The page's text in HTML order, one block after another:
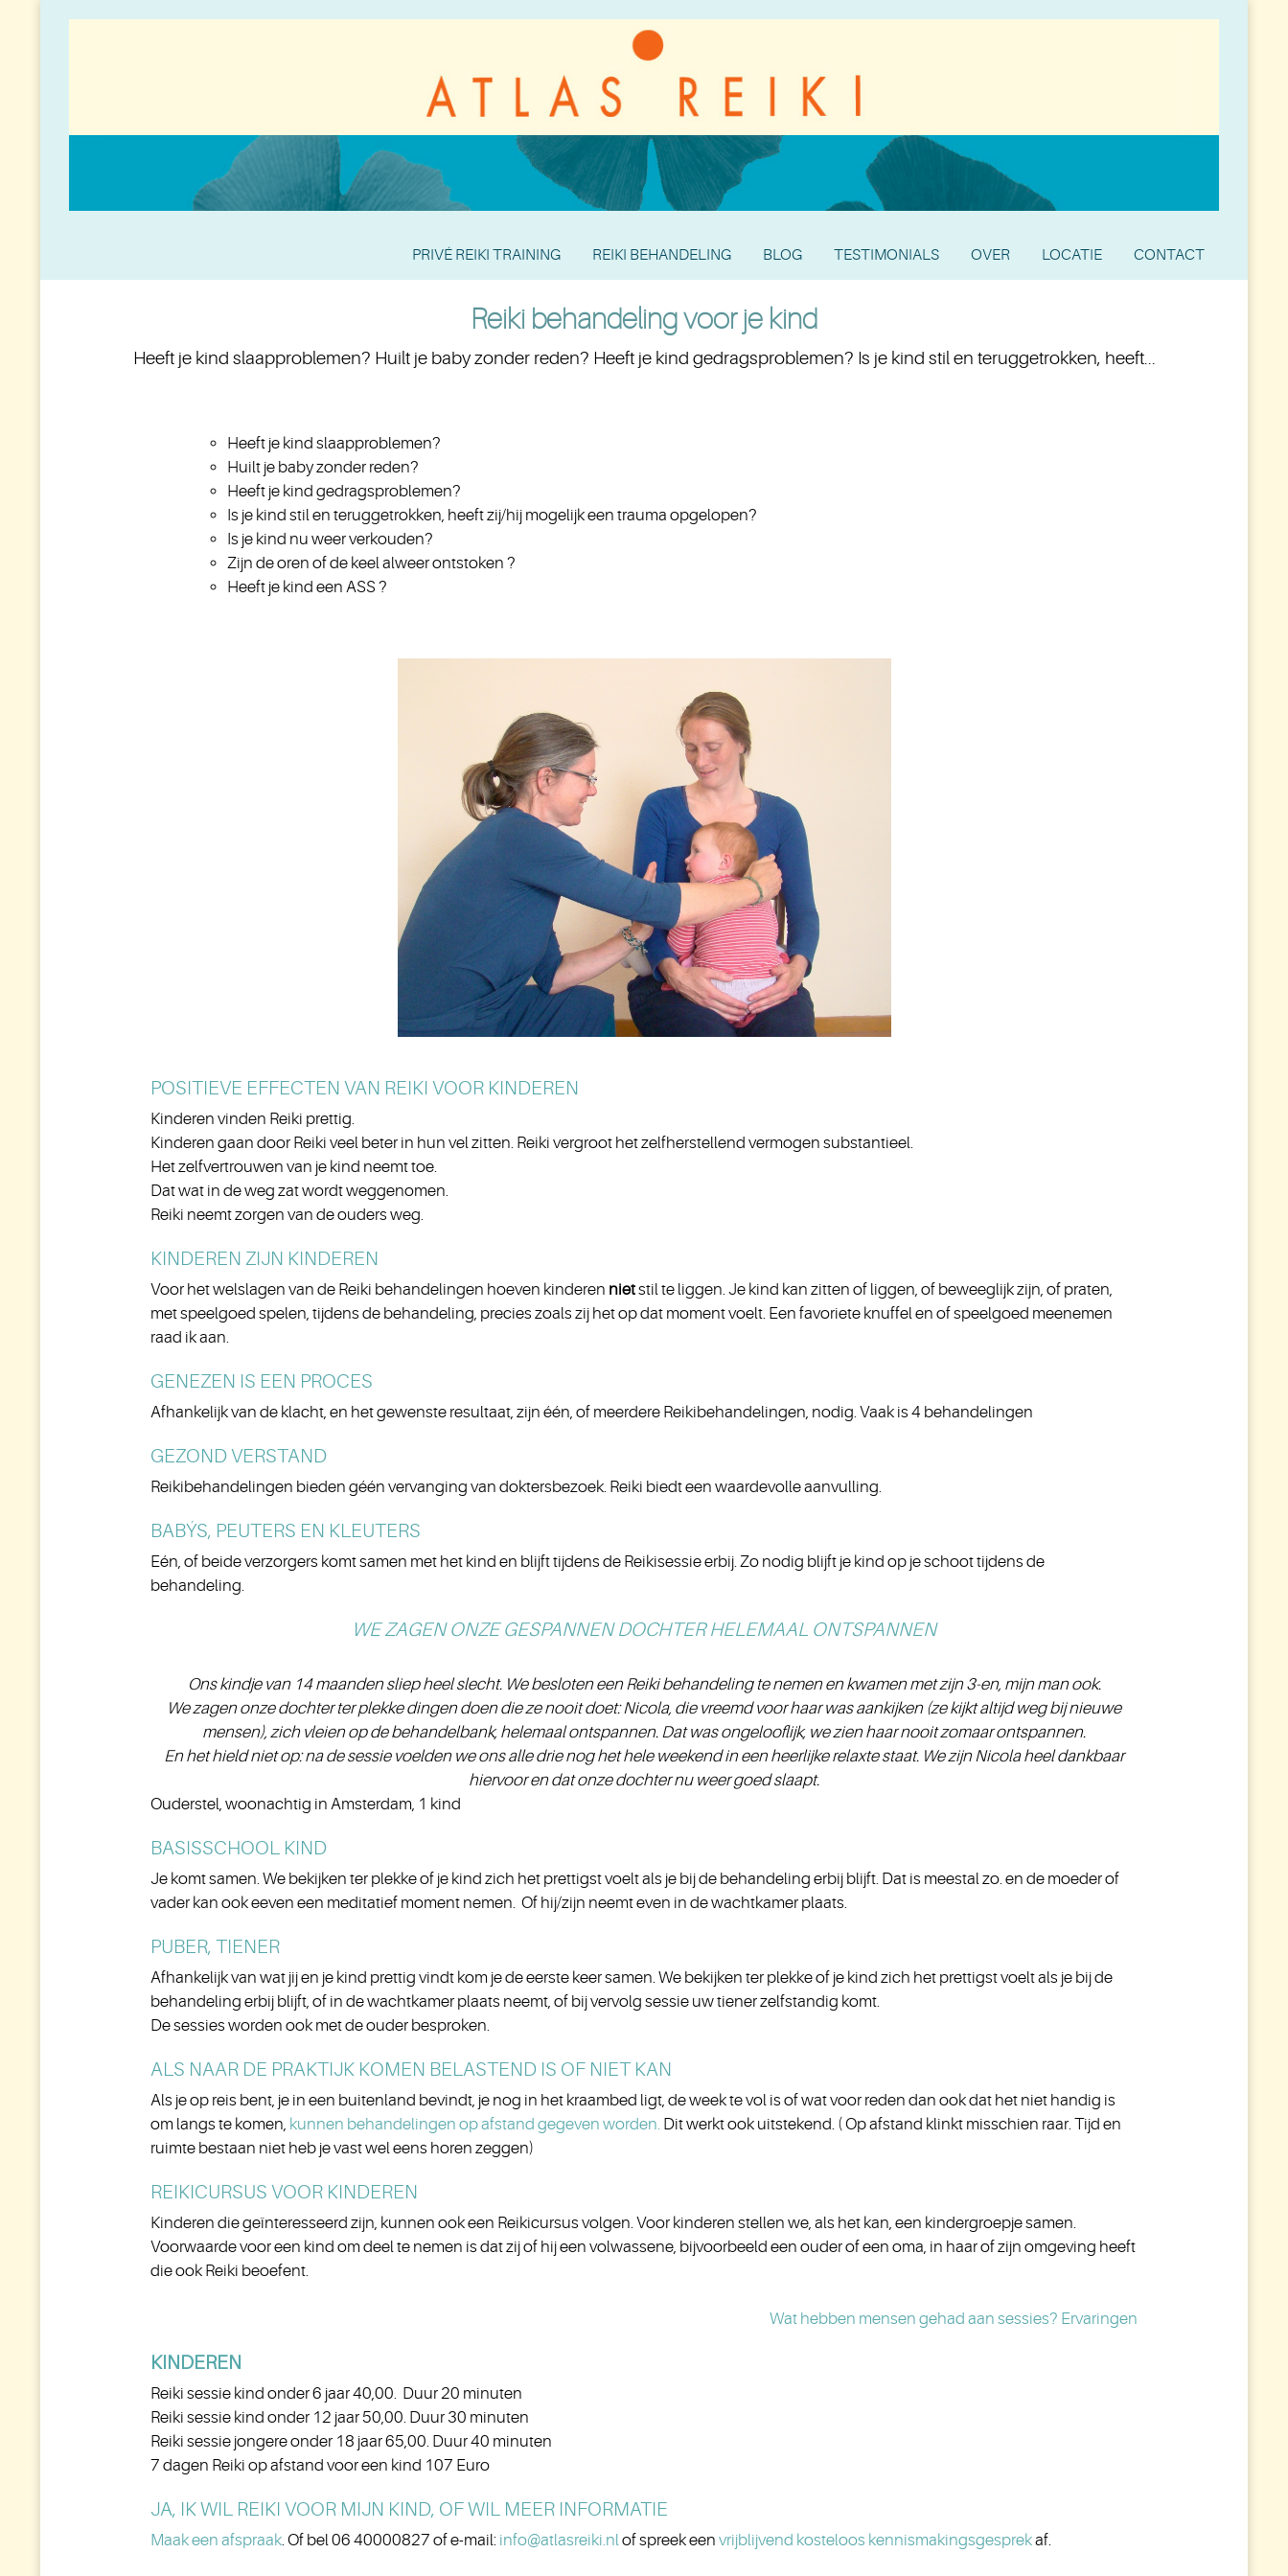
PRIVÉ REIKI TRAINING REIKI BEHANDELING BLOG TESTIMONIALS OVER LOCATIE CONTACT
Reiki behandeling voor je kind
Heeft je kind slaapproblemen? Huilt je baby zonder reden? Heeft je kind gedragsproblemen? Is je kind stil en teruggetrokken, heeft...
Heeft je kind slaapproblemen?
Huilt je baby zonder reden?
Heeft je kind gedragsproblemen?
Is je kind stil en teruggetrokken, heeft zij/hij mogelijk een trauma opgelopen?
Is je kind nu weer verkouden?
Zijn de oren of de keel alweer ontstoken ?
Heeft je kind een ASS ?
POSITIEVE EFFECTEN VAN REIKI VOOR KINDEREN
Kinderen vinden Reiki prettig.
Kinderen gaan door Reiki veel beter in hun vel zitten. Reiki vergroot het zelfherstellend vermogen substantieel.
Het zelfvertrouwen van je kind neemt toe.
Dat wat in de weg zat wordt weggenomen.
Reiki neemt zorgen van de ouders weg.
KINDEREN ZIJN KINDEREN
Voor het welslagen van de Reiki behandelingen hoeven kinderen nietstil te liggen. Je kind kan zitten of liggen, of beweeglijk zijn, of praten,
met speelgoed spelen, tijdens de behandeling, precies zoals zij het op dat moment voelt. Een favoriete knuffel en of speelgoed meenemen
raad ik aan.
GENEZEN IS EEN PROCES
Afhankelijk van de klacht, en het gewenste resultaat, zijn één, of meerdere Reikibehandelingen, nodig. Vaak is 4 behandelingen
GEZOND VERSTAND
Reikibehandelingen bieden géén vervanging van doktersbezoek. Reiki biedt een waardevolle aanvulling.
BABY´S, PEUTERS EN KLEUTERS
Eén, of beide verzorgers komt samen met het kind en blijft tijdens de Reikisessie erbij. Zo nodig blijft je kind op je schoot tijdens de
behandeling.
WE ZAGEN ONZE GESPANNEN DOCHTER HELEMAAL ONTSPANNEN
Ons kindje van 14 maanden sliep heel slecht. We besloten een Reiki behandeling te nemen en kwamen met zijn 3-en, mijn man ook.
We zagen onze dochter ter plekke dingen doen die ze nooit doet: Nicola, die vreemd voor haar was aankijken (ze kijkt altijd weg bij nieuwe
mensen), zich vleien op de behandelbank, helemaal ontspannen. Dat was ongelooflijk, we zien haar nooit zomaar ontspannen.
En het hield niet op: na de sessie voelden we ons alle drie nog het hele weekend in een heerlijke relaxte staat. We zijn Nicola heel dankbaar
hiervoor en dat onze dochter nu weer goed slaapt.
Ouderstel, woonachtig in Amsterdam, 1 kind
BASISSCHOOL KIND
Je komt samen. We bekijken ter plekke of je kind zich het prettigst voelt als je bij de behandeling erbij blijft. Dat is meestal zo. en de moeder of
vader kan ook eeven een meditatief moment nemen. Of hij/zijn neemt even in de wachtkamer plaats.
PUBER, TIENER
Afhankelijk van wat jij en je kind prettig vindt kom je de eerste keer samen. We bekijken ter plekke of je kind zich het prettigst voelt als je bij de
behandeling erbij blijft, of in de wachtkamer plaats neemt, of bij vervolg sessie uw tiener zelfstandig komt.
De sessies worden ook met de ouder besproken.
ALS NAAR DE PRAKTIJK KOMEN BELASTEND IS OF NIET KAN
Als je op reis bent, je in een buitenland bevindt, je nog in het kraambed ligt, de week te vol is of wat voor reden dan ook dat het niet handig is
om langs te komen, kunnen behandelingen op afstand gegeven worden. Dit werkt ook uitstekend. ( Op afstand klinkt misschien raar. Tijd en
ruimte bestaan niet heb je vast wel eens horen zeggen)
REIKICURSUS VOOR KINDEREN
Kinderen die geïnteresseerd zijn, kunnen ook een Reikicursus volgen. Voor kinderen stellen we, als het kan, een kindergroepje samen.
Voorwaarde voor een kind om deel te nemen is dat zij of hij een volwassene, bijvoorbeeld een ouder of een oma, in haar of zijn omgeving heeft
die ook Reiki beoefent.
Wat hebben mensen gehad aan sessies? Ervaringen
KINDEREN
Reiki sessie kind onder 6 jaar 40,00. Duur 20 minuten
Reiki sessie kind onder 12 jaar 50,00. Duur 30 minuten
Reiki sessie jongere onder 18 jaar 65,00. Duur 40 minuten
7 dagen Reiki op afstand voor een kind 107 Euro
JA, IK WIL REIKI VOOR MIJN KIND, OF WIL MEER INFORMATIE
Maak een afspraak. Of bel 06 40000827 of e-mail: info@atlasreiki.nlof spreek een vrijblijvend kosteloos kennismakingsgesprekaf.